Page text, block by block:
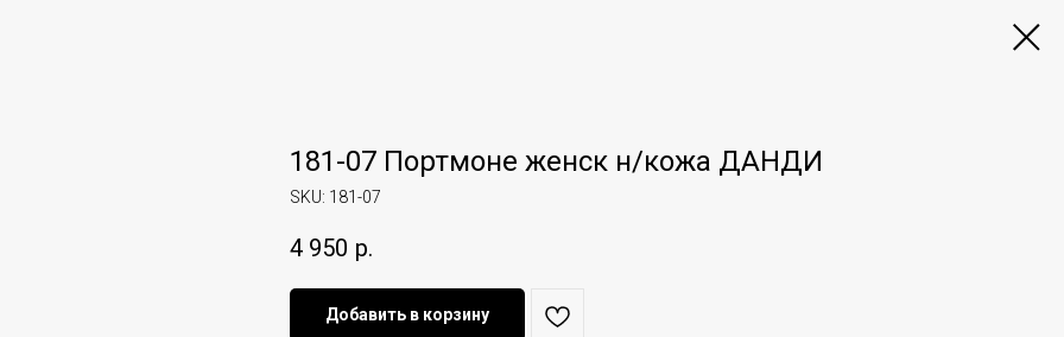
181-07 Портмоне женск н/кожа ДАНДИ
SKU: 181-07
4 950 р.
Добавить в корзину